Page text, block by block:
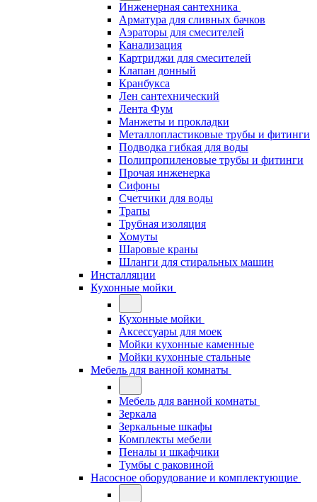
Инженерная сантехника
Арматура для сливных бачков
Аэраторы для смесителей
Канализация
Картриджи для смесителей
Клапан донный
Кранбукса
Лен сантехнический
Лента Фум
Манжеты и прокладки
Металлопластиковые трубы и фитинги
Подводка гибкая для воды
Полипропиленовые трубы и фитинги
Прочая инженерка
Сифоны
Счетчики для воды
Трапы
Трубная изоляция
Хомуты
Шаровые краны
Шланги для стиральных машин
Инсталляции
Кухонные мойки
Кухонные мойки
Аксессуары для моек
Мойки кухонные каменные
Мойки кухонные стальные
Мебель для ванной комнаты
Мебель для ванной комнаты
Зеркала
Зеркальные шкафы
Комплекты мебели
Пеналы и шкафчики
Тумбы с раковиной
Насосное оборудование и комплектующие